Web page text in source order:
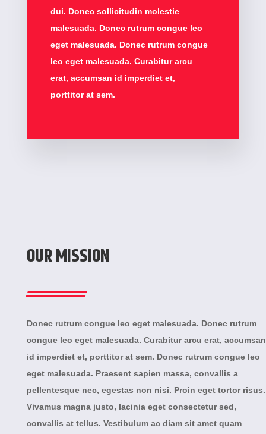
dui. Donec sollicitudin molestie
malesuada. Donec rutrum congue leo
eget malesuada. Donec rutrum congue
leo eget malesuada. Curabitur arcu
erat, accumsan id imperdiet et,
porttitor at sem.
OUR MISSION
Donec rutrum congue leo eget malesuada. Donec rutrum
congue leo eget malesuada. Curabitur arcu erat, accumsan
id imperdiet et, porttitor at sem. Donec rutrum congue leo
eget malesuada. Praesent sapien massa, convallis a
pellentesque nec, egestas non nisi. Proin eget tortor risus.
Vivamus magna justo, lacinia eget consectetur sed,
convallis at tellus. Vestibulum ac diam sit amet quam